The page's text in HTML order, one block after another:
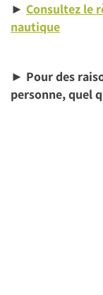
► Consultez le
nautique
► Pour des
personne, quel